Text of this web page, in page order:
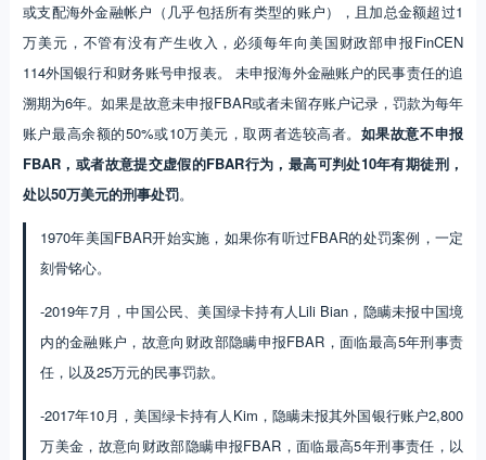
或支配海外金融帐户（几乎包括所有类型的账户），且加总金额超过1
万美元，不管有没有产生收入，必须每年向美国财政部申报FinCEN
114外国银行和财务账号申报表。 未申报海外金融账户的民事责任的追
溯期为6年。如果是故意未申报FBAR或者未留存账户记录，罚款为每年
账户最高余额的50%或10万美元，取两者选较高者。 如果故意不申报
FBAR，或者故意提交虚假的FBAR行为，最高可判处10年有期徒刑，
处以50万美元的刑事处罚。
1970年美国FBAR开始实施，如果你有听过FBAR的处罚案例，一定
刻骨铭心。
-2019年7月，中国公民、美国绿卡持有人Lili Bian，隐瞒未报中国境
内的金融账户，故意向财政部隐瞒申报FBAR，面临最高5年刑事责
任，以及25万元的民事罚款。
-2017年10月，美国绿卡持有人Kim，隐瞒未报其外国银行账户2,800
万美金，故意向财政部隐瞒申报FBAR，面临最高5年刑事责任，以